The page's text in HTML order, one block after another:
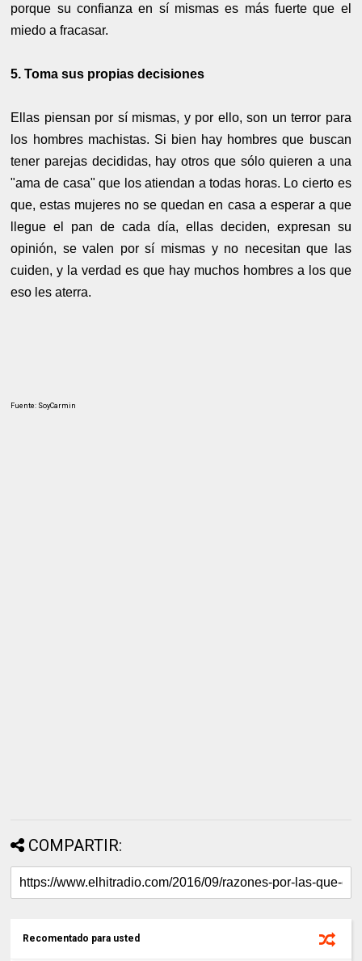
porque su confianza en sí mismas es más fuerte que el
miedo a fracasar.
5. Toma sus propias decisiones
Ellas piensan por sí mismas, y por ello, son un terror para
los hombres machistas. Si bien hay hombres que buscan
tener parejas decididas, hay otros que sólo quieren a una
"ama de casa" que los atiendan a todas horas. Lo cierto es
que, estas mujeres no se quedan en casa a esperar a que
llegue el pan de cada día, ellas deciden, expresan su
opinión, se valen por sí mismas y no necesitan que las
cuiden, y la verdad es que hay muchos hombres a los que
eso les aterra.
Fuente: SoyCarmin
COMPARTIR:
Recomentado para usted